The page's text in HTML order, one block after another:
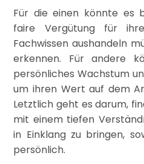
Für die einen könnte es
faire Vergütung für
Fachwissen aushandeln
erkennen. Für andere
persönliches Wachstum
um ihren Wert auf dem
Letztlich geht es darum,
mit einem tiefen
in Einklang zu bringen,
persönlich.